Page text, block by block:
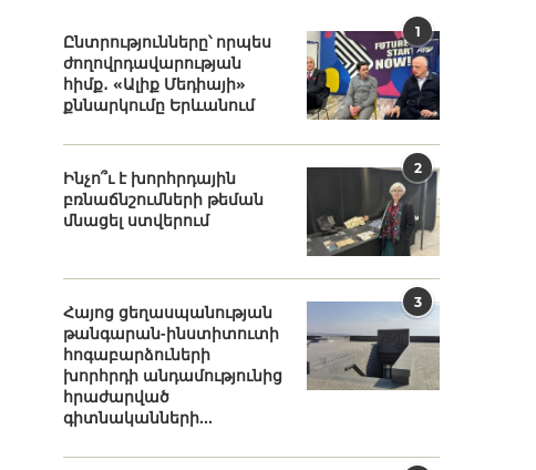
1
Ընտրությունները՝ որպես
ժողովրդավարության
հիմք․ «Ալիք Մեդիայի»
քննարկումը Երևանում
2
Ինչո՞ւ է խորհրդային
բռնաճնշումների թեման
մնացել ստվերում
3
Հայոց ցեղասպանության
թանգարան-ինստիտուտի
հոգաբարձուների
խորհրդի անդամությունից
հրաժարված
գիտնականների...